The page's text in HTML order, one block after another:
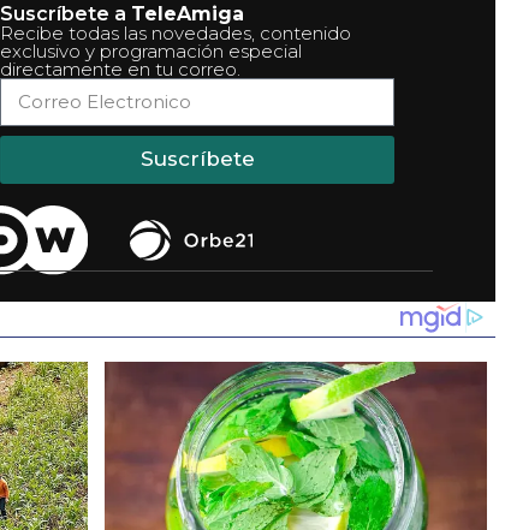
Suscríbete a TeleAmiga
Recibe todas las novedades, contenido
exclusivo y programación especial
directamente en tu correo.
Suscríbete